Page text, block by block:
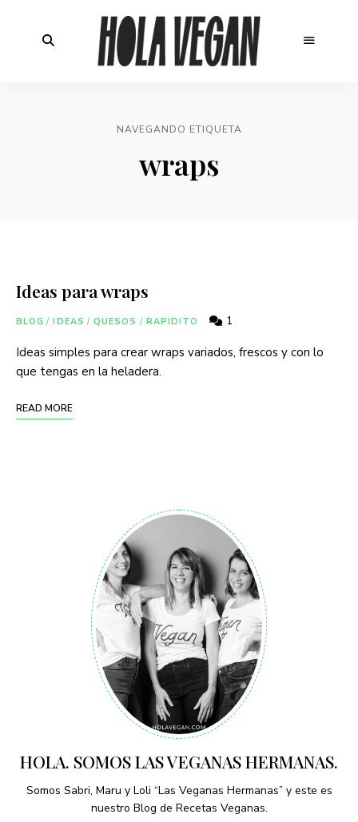
NAVEGANDO ETIQUETA
wraps
Ideas para wraps
BLOG / IDEAS / QUESOS / RAPIDITO 1
Ideas simples para crear wraps variados, frescos y con lo
que tengas en la heladera.
READ MORE
HOLA. SOMOS LAS VEGANAS HERMANAS.
Somos Sabri, Maru y Loli “Las Veganas Hermanas” y este es
nuestro Blog de Recetas Veganas.